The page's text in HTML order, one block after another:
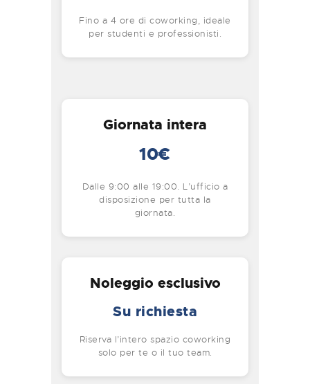
Fino a 4 ore di coworking, ideale
per studenti e professionisti.
Giornata intera
10€
Dalle 9:00 alle 19:00. L’ufficio a
disposizione per tutta la
giornata.
Noleggio esclusivo
Su richiesta
Riserva l’intero spazio coworking
solo per te o il tuo team.